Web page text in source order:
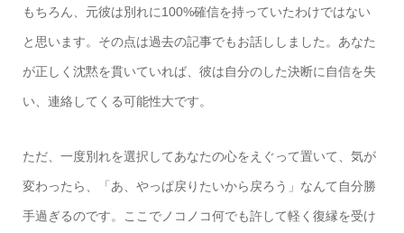
もちろん、元彼は別れに100%確信を持っていたわけではない
と思います。その点は過去の記事でもお話ししました。あなた
が正しく沈黙を貫いていれば、彼は自分のした決断に自信を失
い、連絡してくる可能性大です。
ただ、一度別れを選択してあなたの心をえぐって置いて、気が
変わったら、「あ、やっぱ戻りたいから戻ろう」なんて自分勝
手過ぎるのです。ここでノコノコ何でも許して軽く復縁を受け